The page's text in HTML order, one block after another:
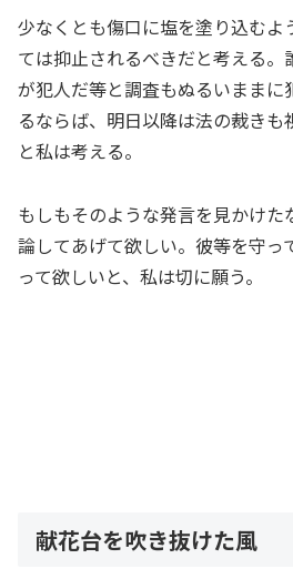
少なくとも傷口に塩を塗り込むよ
ては抑止されるべきだと考える
が犯人だ等と調査もぬるいままに
るならば、明日以降は法の裁き
と私は考える。
もしもそのような発言を見かけ
論してあげて欲しい。彼等を守っ
って欲しいと、私は切に願う。
献花台を吹き抜けた風